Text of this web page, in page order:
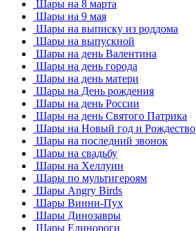
Шары на 8 марта
Шары на 9 мая
Шары на выписку из роддома
Шары на выпускной
Шары на день Валентина
Шары на день города
Шары на день матери
Шары на День рождения
Шары на день России
Шары на день Святого Патрика
Шары на Новый год и Рождество
Шары на последний звонок
Шары на свадьбу
Шары на Хеллуин
Шары по мультигероям
Шары Angry Birds
Шары Винни-Пух
Шары Динозавры
Шары Единороги